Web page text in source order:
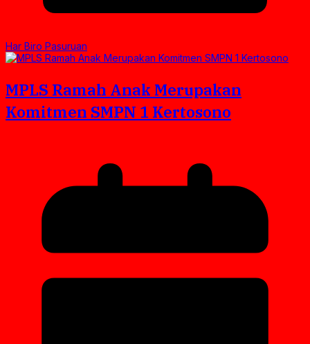
Har Biro Pasuruan
MPLS Ramah Anak Merupakan
Komitmen SMPN 1 Kertosono